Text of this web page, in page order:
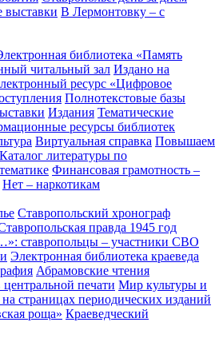
выставки В Лермонтовку – с
библиотека «Память
читальный зал Издано на
ресурс «Цифровое
Полнотекстовые базы
Издания Тематические
ресурсы библиотек
Виртуальная справка Повышаем
Каталог литературы по
Финансовая грамотность –
Нет – наркотикам
Ставропольский хронограф
правда 1945 год
ставропольцы – участники СВО
Электронная библиотека краеведа
Абрамовские чтения
печати Мир культуры и
страницах периодических изданий
роща» Краеведческий